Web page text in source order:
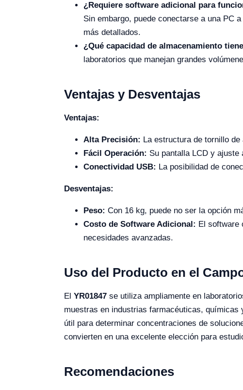
¿Requiere software adicional para
Sin embargo, puede conectarse a una PC
más detallados.
¿Qué capacidad de almacenamiento
laboratorios que manejan grandes
Ventajas y Desventajas
Ventajas:
Alta Precisión: La estructura de tornillo
Fácil Operación: Su pantalla LCD y
Conectividad USB: La posibilidad de
Desventajas:
Peso: Con 16 kg, puede no ser la opción
Costo de Software Adicional: El software
necesidades avanzadas.
Uso del Producto en el
El YR01847 se utiliza ampliamente en
muestras en industrias farmacéuticas,
útil para determinar concentraciones de
convierten en una excelente elección para
Recomendaciones